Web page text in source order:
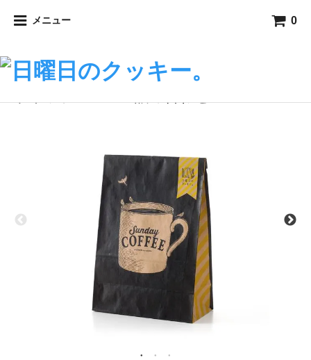
メニュー
0
〈ドリップコーヒー〉